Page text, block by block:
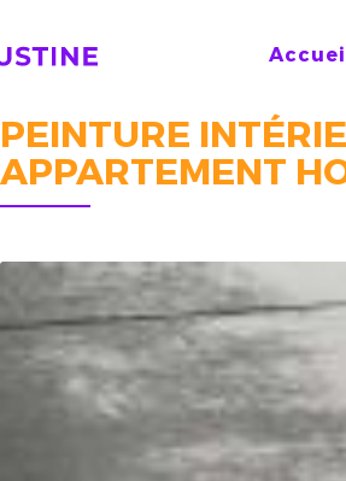
BRUNO
PEINTURE
APPARTEMENT